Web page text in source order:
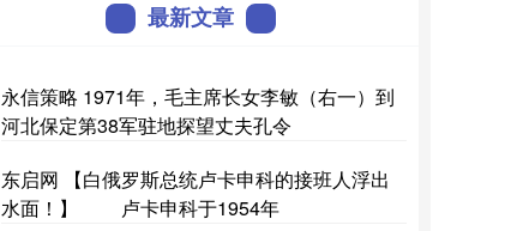
最新文章
永信策略 1971年，毛主席长女李敏（右一）到
河北保定第38军驻地探望丈夫孔令
东启网 【白俄罗斯总统卢卡申科的接班人浮出
水面！】 卢卡申科于1954年